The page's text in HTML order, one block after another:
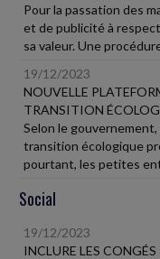
Pour la passation des
et de publicité à
sa valeur. Une
19/12/2023
NOUVELLE
TRANSITION
Selon le
transition écologique
pourtant, les petites
Social
19/12/2023
INCLURE LES